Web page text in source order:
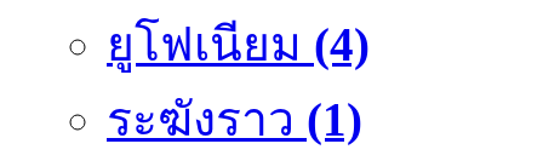
ยูโฟเนียม (4)
ระฆังราว (1)